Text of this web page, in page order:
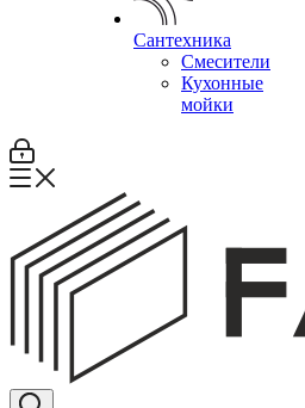
Сантехника
Смесители
Кухонные
мойки